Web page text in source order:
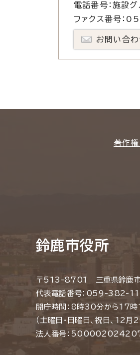
電話番号：施
ファクス番号
お問い合わ
著作権
鈴鹿市役所
〒513-8701 三重県鈴鹿
代表電話番号：059-382-
開庁時間：8時30分から17
（土曜日・日曜日、祝日、12
法人番号：